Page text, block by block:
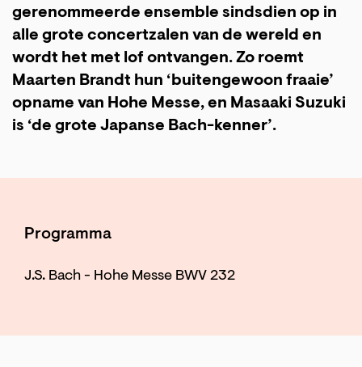
gerenommeerde ensemble sindsdien op in
alle grote concertzalen van de wereld en
wordt het met lof ontvangen. Zo roemt
Maarten Brandt hun ‘buitengewoon fraaie’
opname van Hohe Messe, en Masaaki Suzuki
is ‘de grote Japanse Bach-kenner’.
Programma
J.S. Bach - Hohe Messe BWV 232